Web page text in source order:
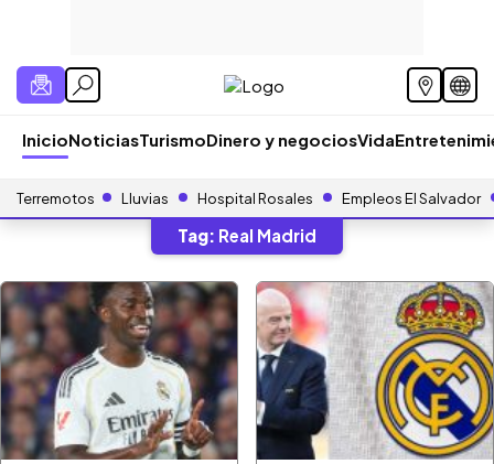
InicioNoticiasTurismoDinero y negociosVida
Terremotos Lluvias Hospital Rosales Empleos El Salvador
Tag: Real Madrid